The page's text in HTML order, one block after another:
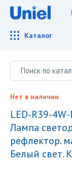
Каталог
Нет в наличии
LED-R39-4W-NW-E14-FR PLP01WH
Лампа
рефлектор.
Белый свет.